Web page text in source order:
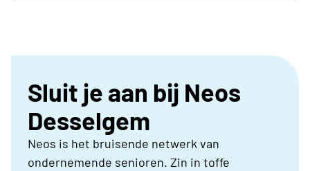
Sluit je aan bij Neos
Desselgem
Neos is het bruisende netwerk van
ondernemende senioren. Zin in toffe